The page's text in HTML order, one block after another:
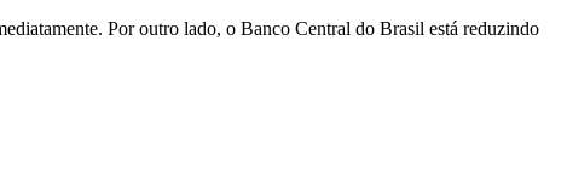
Por outro lado, o Banco Central do Brasil está reduzindo